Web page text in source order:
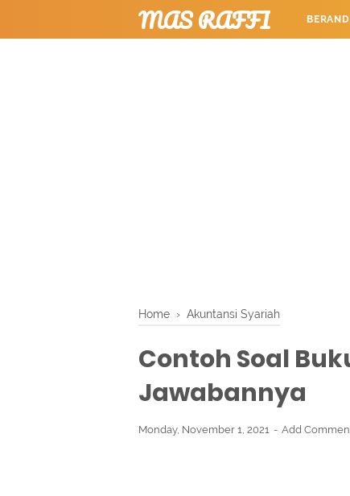
MAS RAFFI
Home › Akuntansi Syariah
Contoh Soal
Jawabannya
Monday, November 1, 2021 Add